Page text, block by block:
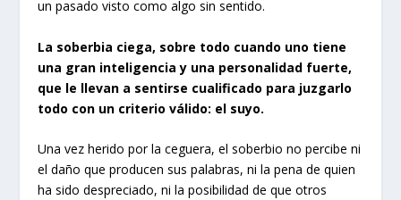
un pasado visto como algo sin sentido.
La soberbia ciega, sobre todo cuando uno tiene
una gran inteligencia y una personalidad fuerte,
que le llevan a sentirse cualificado para juzgarlo
todo con un criterio válido: el suyo.
Una vez herido por la ceguera, el soberbio no percibe ni
el daño que producen sus palabras, ni la pena de quien
ha sido despreciado, ni la posibilidad de que otros